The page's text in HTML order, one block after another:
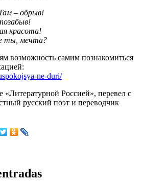
– обрыв!
красота!
ты, мечта?
возможность самим познакомиться
ne-duri/
Россией», перевел с
русский поэт и переводчик